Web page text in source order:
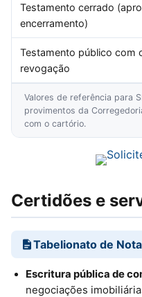
Testamento cerrado
encerramento)
Testamento público com
revogação
Valores de referência para
provimentos da
com o cartório.
Certidões e
Tabelionato de
Escritura pública de
negociações